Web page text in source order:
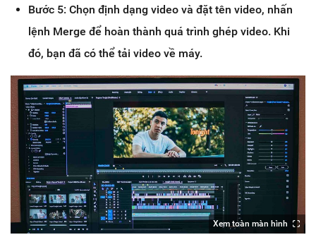
Bước 5: Chọn định dạng video và đặt tên video, nhấn
lệnh Merge để hoàn thành quá trình ghép video. Khi
đó, bạn đã có thể tải video về máy.
Xem toàn màn hình